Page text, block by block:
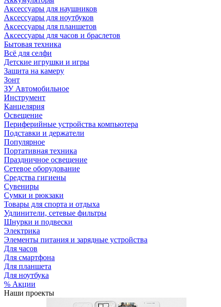
Аксессуары для наушников
Аксессуары для ноутбуков
Аксессуары для планшетов
Аксессуары для часов и браслетов
Бытовая техника
Всё для селфи
Детские игрушки и игры
Защита на камеру
Зонт
ЗУ Автомобильное
Инструмент
Канцелярия
Освещение
Периферийные устройства компьютера
Подставки и держатели
Популярное
Портативная техника
Праздничное освещение
Сетевое оборудование
Средства гигиены
Сувениры
Сумки и рюкзаки
Товары для спорта и отдыха
Удлинители, сетевые фильтры
Шнурки и подвески
Электрика
Элементы питания и зарядные устройства
Для часов
Для смартфона
Для планшета
Для ноутбука
% Акции
Наши проекты